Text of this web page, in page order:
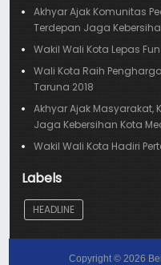
Akhyar Ajak Komunitas
Terdepan Jaga
Wakil Wali Kota Lepas
Wali Kota Raih
Taruna 2018
Akhyar Ajak Masyarakat,
Jaga Kebersihan Kota
Wakil Wali Kota Hadiri
Labels
HEADLINE
Copyright © 2026